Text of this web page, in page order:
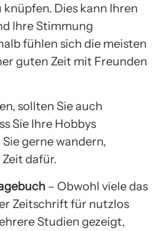
Dies kann Ihren
Ihre Stimmung
fühlen sich die meisten
guten Zeit mit Freunden
sollten Sie auch
Sie Ihre Hobbys
gerne wandern,
dafür.
– Obwohl viele das
Zeitschrift für nutzlos
Studien gezeigt,